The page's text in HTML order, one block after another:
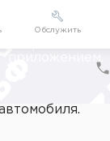
деталей кузова
ручки двери
Обслужить